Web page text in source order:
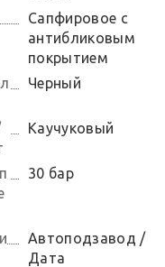
Сапфировое с
антибликовым
покрытием
Черный
Каучуковый
30 бар
Автоподзавод /
Дата